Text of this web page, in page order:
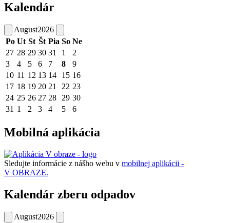
Kalendár
August2026
Po Ut St Št Pia So Ne
27 28 29 30 31 1
2
3
4 5 6 7 8
9
10 11 12 13 14 15 16
17 18 19 20 21 22 23
24 25 26 27 28 29 30
31 1 2 3 4 5 6
Mobilná aplikácia
Sledujte informácie z nášho webu v mobilnej aplikácii -
V OBRAZE.
Kalendár zberu odpadov
August2026